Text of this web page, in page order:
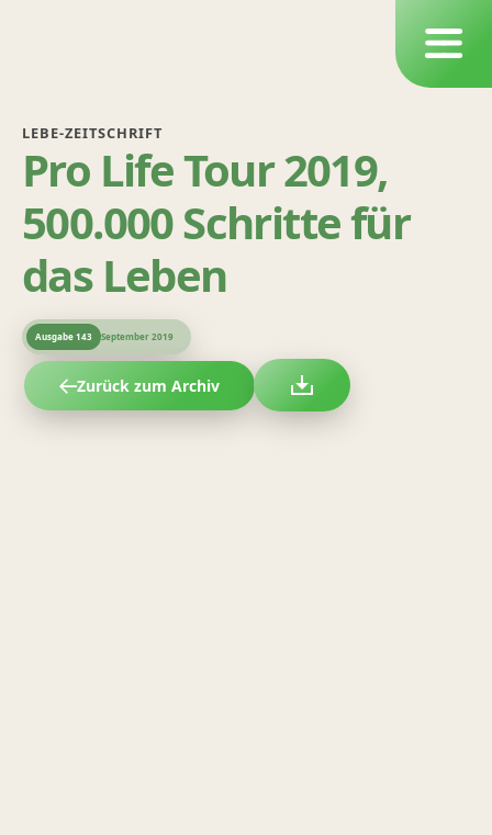
LEBE-ZEITSCHRIFT
Pro Life Tour 2019,
500.000 Schritte für
das Leben
Zurück zum Archiv
Ausgabe143 September 2019